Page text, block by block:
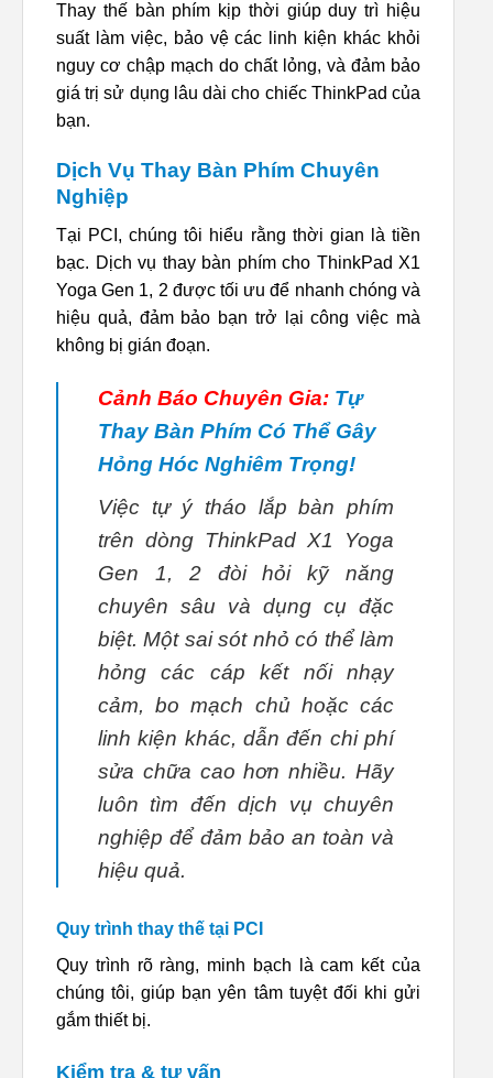
Thay thế bàn phím kịp thời giúp duy trì hiệu
suất làm việc, bảo vệ các linh kiện khác khỏi
nguy cơ chập mạch do chất lỏng, và đảm bảo
giá trị sử dụng lâu dài cho chiếc ThinkPad của
bạn.
Dịch Vụ Thay Bàn Phím Chuyên
Nghiệp
Tại PCI, chúng tôi hiểu rằng thời gian là tiền
bạc. Dịch vụ thay bàn phím cho ThinkPad X1
Yoga Gen 1, 2 được tối ưu để nhanh chóng và
hiệu quả, đảm bảo bạn trở lại công việc mà
không bị gián đoạn.
Cảnh Báo Chuyên Gia: Tự
Thay Bàn Phím Có Thể Gây
Hỏng Hóc Nghiêm Trọng!
Việc tự ý tháo lắp bàn phím
trên dòng ThinkPad X1 Yoga
Gen 1, 2 đòi hỏi kỹ năng
chuyên sâu và dụng cụ đặc
biệt. Một sai sót nhỏ có thể làm
hỏng các cáp kết nối nhạy
cảm, bo mạch chủ hoặc các
linh kiện khác, dẫn đến chi phí
sửa chữa cao hơn nhiều. Hãy
luôn tìm đến dịch vụ chuyên
nghiệp để đảm bảo an toàn và
hiệu quả.
Quy trình thay thế tại PCI
Quy trình rõ ràng, minh bạch là cam kết của
chúng tôi, giúp bạn yên tâm tuyệt đối khi gửi
gắm thiết bị.
Kiểm tra & tư vấn